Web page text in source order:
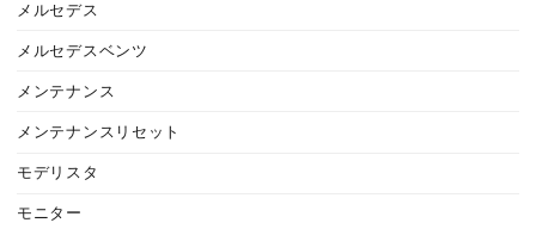
メルセデス
メルセデスベンツ
メンテナンス
メンテナンスリセット
モデリスタ
モニター